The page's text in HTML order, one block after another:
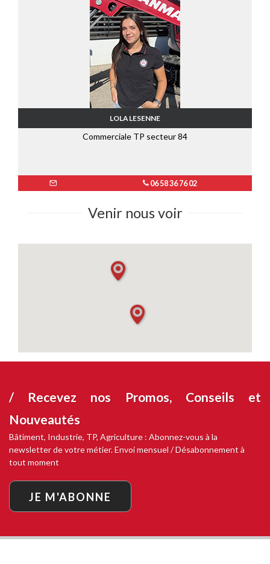
LOLA LESENNE
Commerciale TP secteur 84
06 58 36 76 02
Venir nous voir
/ Recevez nos Promos, Conseils et
Nouveautés
Bâtiment, Industrie, TP, Agriculture : Abonnez-vous à la
newsletter de votre métier. Envoi mensuel / Désabonnement à
tout moment
JE M'ABONNE